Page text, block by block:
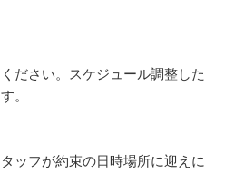
ださい。スケジュール調整した
。
ッフが約束の日時場所に迎えに